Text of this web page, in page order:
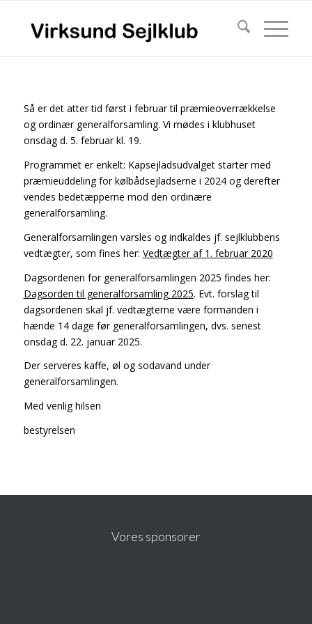
Så er det atter tid først i februar til præmieoverrækkelse
og ordinær generalforsamling. Vi mødes i klubhuset
onsdag d. 5. februar kl. 19.
Programmet er enkelt: Kapsejladsudvalget starter med
præmieuddeling for kølbådsejladserne i 2024 og derefter
vendes bedetæpperne mod den ordinære
generalforsamling.
Generalforsamlingen varsles og indkaldes jf. sejlklubbens
vedtægter, som fines her: Vedtægter af 1. februar 2020
Dagsordenen for generalforsamlingen 2025 findes her:
Dagsorden til generalforsamling 2025. Evt. forslag til
dagsordenen skal jf. vedtægterne være formanden i
hænde 14 dage før generalforsamlingen, dvs. senest
onsdag d. 22. januar 2025.
Der serveres kaffe, øl og sodavand under
generalforsamlingen.
Med venlig hilsen
bestyrelsen
Vores sponsorer